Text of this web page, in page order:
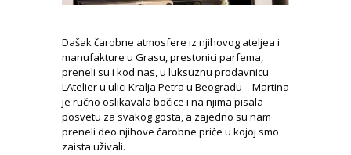
Dašak čarobne atmosfere iz njihovog ateljea i
manufakture u Grasu, prestonici parfema,
preneli su i kod nas, u luksuznu prodavnicu
LAtelier u ulici Kralja Petra u Beogradu – Martina
je ručno oslikavala bočice i na njima pisala
posvetu za svakog gosta, a zajedno su nam
preneli deo njihove čarobne priče u kojoj smo
zaista uživali.